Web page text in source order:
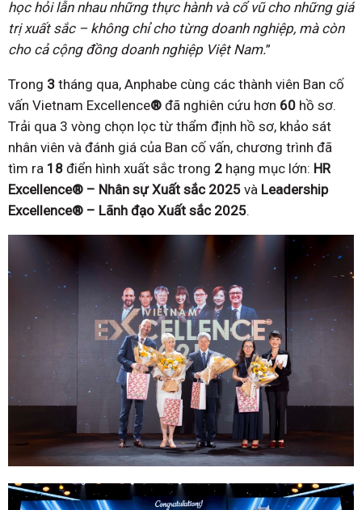
học hỏi lẫn nhau những thực hành và cổ vũ cho những giá
trị xuất sắc – không chỉ cho từng doanh nghiệp, mà còn
cho cả cộng đồng doanh nghiệp Việt Nam.”
Trong 3 tháng qua, Anphabe cùng các thành viên Ban cố
vấn Vietnam Excellence® đã nghiên cứu hơn 60 hồ sơ.
Trải qua 3 vòng chọn lọc từ thẩm định hồ sơ, khảo sát
nhân viên và đánh giá của Ban cố vấn, chương trình đã
tìm ra 18 điển hình xuất sắc trong 2 hạng mục lớn: HR
Excellence® – Nhân sự Xuất sắc 2025 và Leadership
Excellence® – Lãnh đạo Xuất sắc 2025.